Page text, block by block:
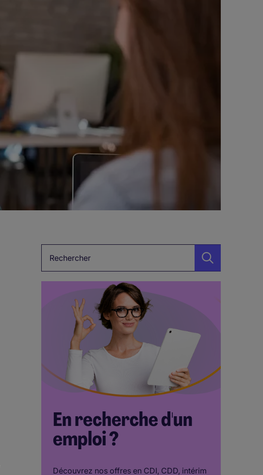
En recherche d'un
emploi ?
Découvrez nos offres en CDI, CDD, intérim